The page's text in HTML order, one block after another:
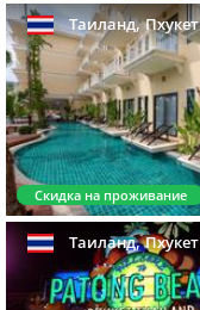
Таиланд,Пхукет
Скидка на проживание
Таиланд,Пхукет